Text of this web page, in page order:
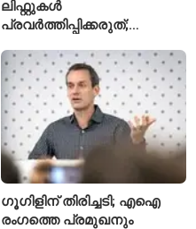
ലിഫ്റ്റുകൾ
പ്രവർത്തിപ്പിക്കരുത്;
അനുമതിയില്ലാത്ത
ലിഫ്റ്റുകൾക്ക്
ഹൈക്കോടതിയുടെ വിലക്ക്
ഗൂഗിളിന് തിരിച്ചടി; എഐ
രംഗത്തെ പ്രമുഖനും